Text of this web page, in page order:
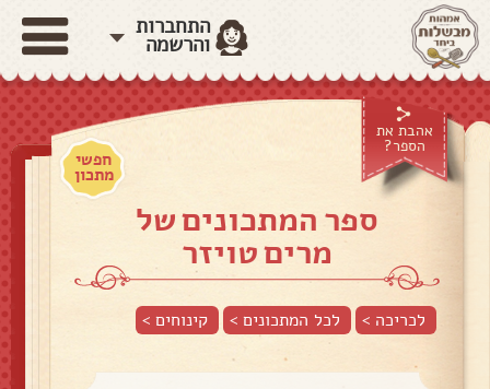
התחברות
והרשמה
אהבת את
הספר?
חפשי
מתכון
ספר המתכונים של
מרים טויזר
לכריכה > לכל המתכונים > קינוחים>